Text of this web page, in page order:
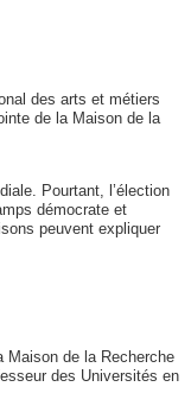
des arts et métiers
de la Maison de la
Pourtant, l’élection
démocrate et
peuvent expliquer
Maison de la Recherche
des Universités en